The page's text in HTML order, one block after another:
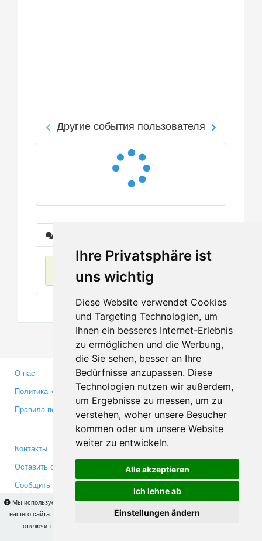
Ihre Privatsphäre ist
uns wichtig
Diese Website verwendet Cookies
und Targeting Technologien, um
Ihnen ein besseres Internet-Erlebnis
zu ermöglichen und die Werbung,
die Sie sehen, besser an Ihre
Bedürfnisse anzupassen. Diese
Technologien nutzen wir außerdem,
um Ergebnisse zu messen, um zu
verstehen, woher unsere Besucher
kommen oder um unsere Website
weiter zu entwickeln.
Alle akzeptieren
Ich lehne ab
Einstellungen ändern
Мы используем cookies для того, чтобы Вы могли использовать весь функционал
нашего сайта. На
Вы сможете узнать подробности и, при желании,
отключить использование cookies. Продолжая пользоваться сайтом, Вы
Другие события пользователя
О нас
Политика конфиденциальности
Правила пользования
Партнерам
Инвесторам
Медиа
Контакты
Оставить отзыв
Сообщить об ошибке
Facebook
Twitter
YouTube
Google+